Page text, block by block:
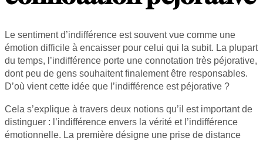
Le sentiment d’indifférence est souvent vue comme une
émotion difficile à encaisser pour celui qui la subit. La plupart
du temps, l’indifférence porte une connotation très péjorative,
dont peu de gens souhaitent finalement être responsables.
D’où vient cette idée que l’indifférence est péjorative ?
Cela s’explique à travers deux notions qu’il est important de
distinguer : l’indifférence envers la vérité et l’indifférence
émotionnelle. La première désigne une prise de distance